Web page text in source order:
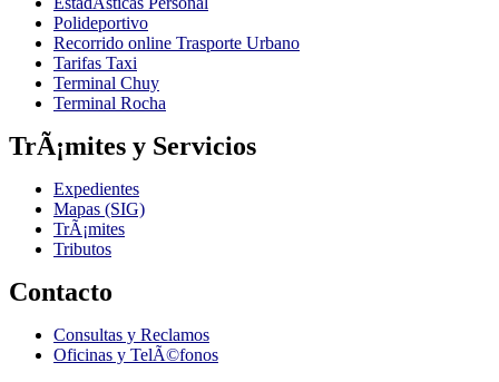
Polideportivo
Recorrido online Trasporte Urbano
Tarifas Taxi
Terminal Chuy
Terminal Rocha
TrÃ¡mites y Servicios
Expedientes
Mapas (SIG)
TrÃ¡mites
Tributos
Contacto
Consultas y Reclamos
Oficinas y TelÃ©fonos